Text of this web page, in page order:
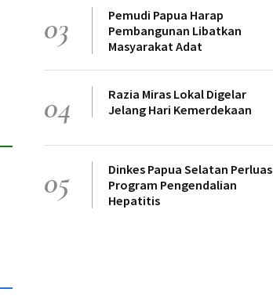
03
Pemudi Papua Harap
Pembangunan Libatkan
Masyarakat Adat
04
Razia Miras Lokal Digelar
Jelang Hari Kemerdekaan
05
Dinkes Papua Selatan Perluas
Program Pengendalian
Hepatitis